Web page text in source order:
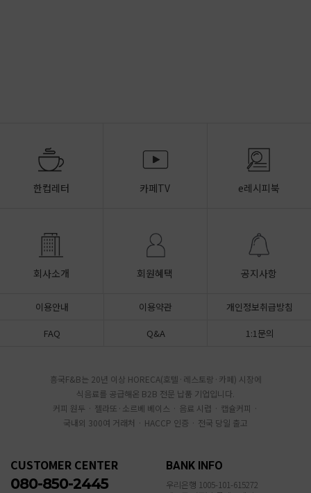
한컵레터 카페TV e레시피북
회사소개 회원혜택 공지사항
이용안내 이용약관
개인정보취급방침
FAQ
Q&A 1:1문의
흥국F&B는 20년 이상 HORECA(호텔·레스토랑·카페) 시장에
식음료를 공급해온 B2B 전문 납품 기업입니다.
커피 원두 · 젤라또·소르베 베이스 · 음료 시럽 · 캡슐커피 ·
국내외 300여 거래처 · HACCP 인증 · 전국 당일 출고
CUSTOMER CENTER
080-850-2445
BANK INFO
우리은행 1005-101-615272